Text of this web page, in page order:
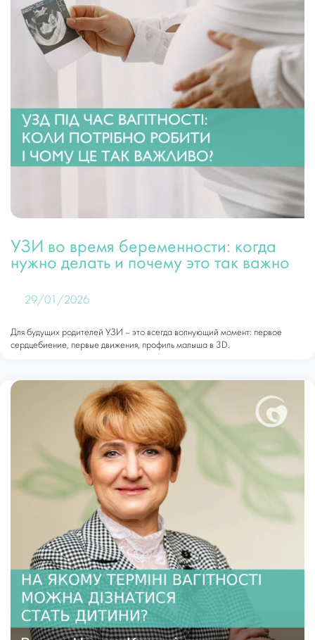
УЗИ во время беременности: когда
нужно делать и почему это так важно
29/01/2026
Для будущих родителей УЗИ – это всегда волнующий момент: первое
сердцебиение, первые движения, профиль малыша в 3D.